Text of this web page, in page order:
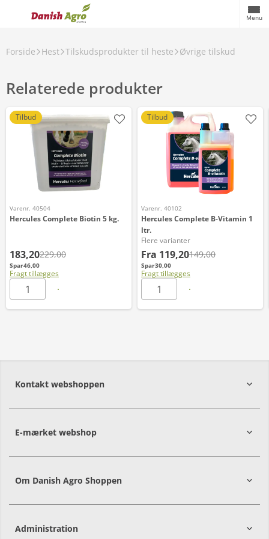
Menu
Forside Hest Tilskudsprodukter til heste Øvrige tilskud
Relaterede produkter
Tilbud
Varenr. 40504
Hercules Complete Biotin 5 kg.
183,20229,00
Spar46,00
Fragt tillægges
Tilbud
Varenr. 40102
Hercules Complete B-Vitamin 1
ltr.
Flere varianter
Fra 119,20149,00
Spar30,00
Fragt tillægges
Kontakt webshoppen
E-mærket webshop
Om Danish Agro Shoppen
Administration